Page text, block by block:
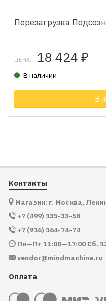
Перезагрузка
ЦЕНА: 18 424 ₽
В наличии
В
Контакты
Магазин: г. Москва,
+7 (499) 135-33-58
+7 (916) 164-74-74
Пн—Пт 11:00—17:00 Сб.
vendor@mindmachine.ru
Оплата